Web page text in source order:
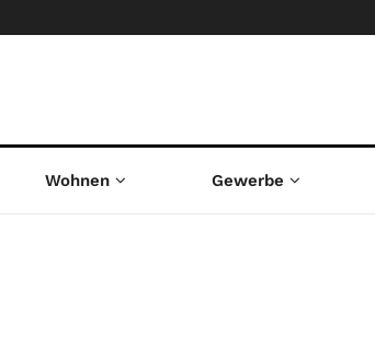
Wohnen Gewerbe